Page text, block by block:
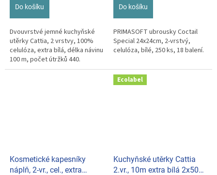
Do košíku
Dvouvrstvé jemné kuchyňské
utěrky Cattia, 2 vrstvy, 100%
celulóza, extra bílá, délka návinu
100 m, počet útržků 440.
Do košíku
PRIMASOFT ubrousky Coctail
Special 24x24cm, 2-vrstvý,
celulóza, bílé, 250 ks, 18 balení.
Kosmetické kapesníky
náplň, 2-vr., cel., extra
Ecolabel
Kuchyňské utěrky Cattia
2.vr., 10m extra bílá 2x50